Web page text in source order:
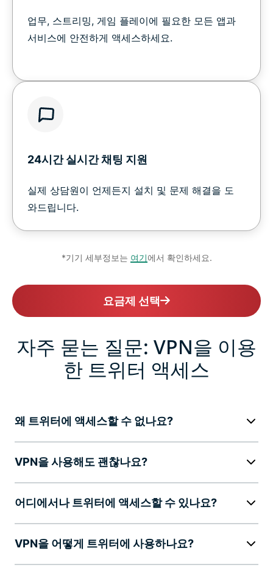
업무, 스트리밍, 게임 플레이에 필요한 모든 앱과
서비스에 안전하게 액세스하세요.
24시간 실시간 채팅 지원
실제 상담원이 언제든지 설치 및 문제 해결을 도
와드립니다.
*기기 세부정보는 여기에서 확인하세요.
요금제 선택
자주 묻는 질문: VPN을 이용
한 트위터 액세스
왜 트위터에 액세스할 수 없나요?
VPN을 사용해도 괜찮나요?
어디에서나 트위터에 액세스할 수 있나요?
VPN을 어떻게 트위터에 사용하나요?